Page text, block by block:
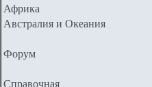
Африка
Австралия и Океания
Форум
Справочная